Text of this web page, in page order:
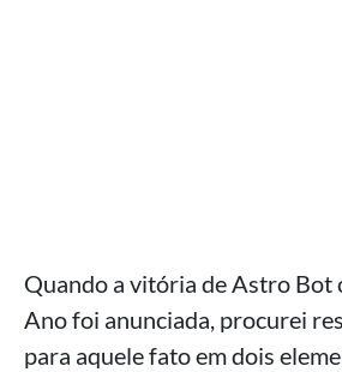
Quando a vitória de Astro Bot
Ano foi anunciada, procurei
para aquele fato em dois